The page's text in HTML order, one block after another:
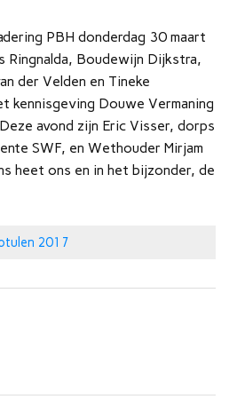
PBH donderdag 30 maart
Ringnalda, Boudewijn Dijkstra,
der Velden en Tineke
kennisgeving Douwe Vermaning
avond zijn Eric Visser, dorps
SWF, en Wethouder Mirjam
heet ons en in het bijzonder, de
2017